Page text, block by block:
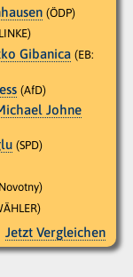
(ÖDP)
Gibanica (EB:
(AfD)
Johne
(SPD)
Jetzt Vergleichen